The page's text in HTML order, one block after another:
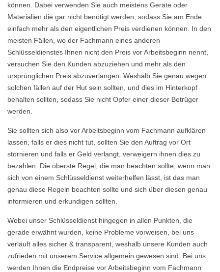
können. Dabei verwenden Sie auch meistens Geräte oder
Materialien die gar nicht benötigt werden, sodass Sie am Ende
einfach mehr als den eigentlichen Preis verdienen können. In den
meisten Fällen, wo der Fachmann eines anderen
Schlüsseldienstes Ihnen nicht den Preis vor Arbeitsbeginn nennt,
versuchen Sie den Kunden abzuziehen und mehr als den
ursprünglichen Preis abzuverlangen. Weshalb Sie genau wegen
solchen fällen auf der Hut sein sollten, und dies im Hinterkopf
behalten sollten, sodass Sie nicht Opfer einer dieser Betrüger
werden.
Sie sollten sich also vor Arbeitsbeginn vom Fachmann aufklären
lassen, falls er dies nicht tut, sollten Sie den Auftrag vor Ort
stornieren und falls er Geld verlangt, verweigern ihnen dies zu
bezahlen. Die oberste Regel, die man beachten sollte, wenn man
sich von einem Schlüsseldienst weiterhelfen lässt, ist das man
genau diese Regeln beachten sollte und sich über diesen genau
informieren und erkundigen sollten.
Wobei unser Schlüsseldienst hingegen in allen Punkten, die
gerade erwähnt wurden, keine Probleme vorweisen, bei uns
verläuft alles sicher & transparent, weshalb unsere Kunden auch
zufrieden mit unserem Service allgemein gewesen sind. Bei uns
werden Ihnen die Endpreise vor Arbeitsbeginn vom Fachmann